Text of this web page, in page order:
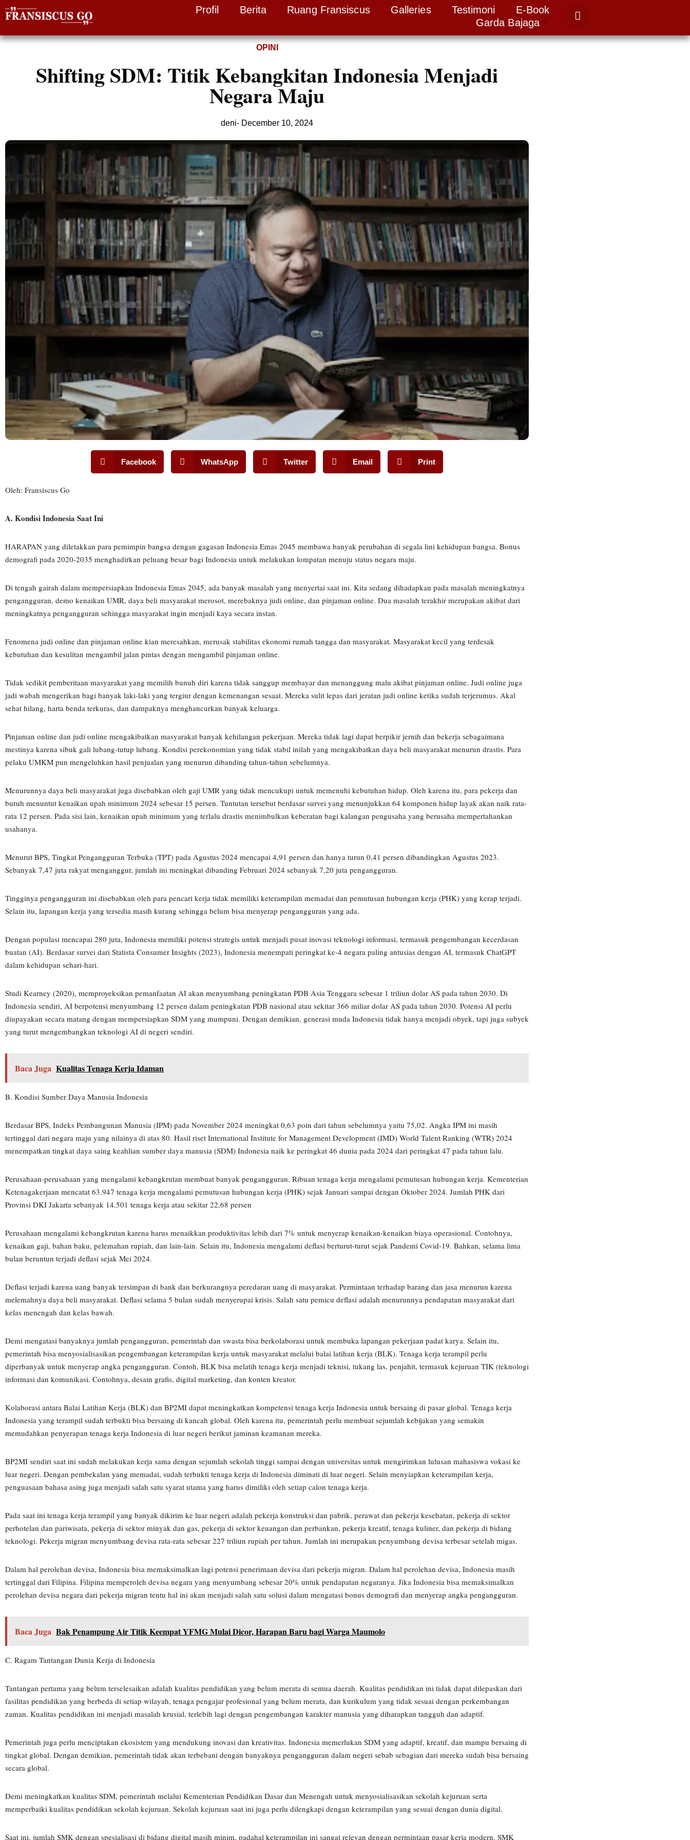
to
Profil Berita Ruang Fransiscus Galleries Testimoni
E-Book
Garda Bajaga
OPINI
Shifting SDM: Titik Kebangkitan Indonesia Menjadi
Negara Maju
deni- December 10, 2024
Facebook WhatsApp Twitter Email Print
Oleh: Fransiscus Go
A. Kondisi Indonesia Saat Ini
HARAPAN yang diletakkan para pemimpin bangsa dengan gagasan Indonesia Emas 2045 membawa banyak perubahan di segala lini kehidupan bangsa. Bonus
demografi pada 2020-2035 menghadirkan peluang besar bagi Indonesia untuk melakukan lompatan menuju status negara maju.
Di tengah gairah dalam mempersiapkan Indonesia Emas 2045, ada banyak masalah yang menyertai saat ini. Kita sedang dihadapkan pada masalah meningkatnya
pengangguran, demo kenaikan UMR, daya beli masyarakat merosot, merebaknya judi online, dan pinjaman online. Dua masalah terakhir merupakan akibat dari
meningkatnya pengangguran sehingga masyarakat ingin menjadi kaya secara instan.
Fenomena judi online dan pinjaman online kian meresahkan, merusak stabilitas ekonomi rumah tangga dan masyarakat. Masyarakat kecil yang terdesak
kebutuhan dan kesulitan mengambil jalan pintas dengan mengambil pinjaman online.
Tidak sedikit pemberitaan masyarakat yang memilih bunuh diri karena tidak sanggup membayar dan menanggung malu akibat pinjaman online. Judi online juga
jadi wabah mengerikan bagi banyak laki-laki yang tergiur dengan kemenangan sesaat. Mereka sulit lepas dari jeratan judi online ketika sudah terjerumus. Akal
sehat hilang, harta benda terkuras, dan dampaknya menghancurkan banyak keluarga.
Pinjaman online dan judi online mengakibatkan masyarakat banyak kehilangan pekerjaan. Mereka tidak lagi dapat berpikir jernih dan bekerja sebagaimana
mestinya karena sibuk gali lubang-tutup lubang. Kondisi perekonomian yang tidak stabil inilah yang mengakibatkan daya beli masyarakat menurun drastis. Para
pelaku UMKM pun mengeluhkan hasil penjualan yang menurun dibanding tahun-tahun sebelumnya.
Menurunnya daya beli masyarakat juga disebabkan oleh gaji UMR yang tidak mencukupi untuk memenuhi kebutuhan hidup. Oleh karena itu, para pekerja dan
buruh menuntut kenaikan upah minimum 2024 sebesar 15 persen. Tuntutan tersebut berdasar survei yang menunjukkan 64 komponen hidup layak akan naik rata-
rata 12 persen. Pada sisi lain, kenaikan upah minimum yang terlalu drastis menimbulkan keberatan bagi kalangan pengusaha yang berusaha mempertahankan
usahanya.
Menurut BPS, Tingkat Pengangguran Terbuka (TPT) pada Agustus 2024 mencapai 4,91 persen dan hanya turun 0,41 persen dibandingkan Agustus 2023.
Sebanyak 7,47 juta rakyat menganggur, jumlah ini meningkat dibanding Februari 2024 sebanyak 7,20 juta pengangguran.
Tingginya pengangguran ini disebabkan oleh para pencari kerja tidak memiliki keterampilan memadai dan pemutusan hubungan kerja (PHK) yang kerap terjadi.
Selain itu, lapangan kerja yang tersedia masih kurang sehingga belum bisa menyerap pengangguran yang ada.
Dengan populasi mencapai 280 juta, Indonesia memiliki potensi strategis untuk menjadi pusat inovasi teknologi informasi, termasuk pengembangan kecerdasan
buatan (AI). Berdasar survei dari Statista Consumer Insights (2023), Indonesia menempati peringkat ke-4 negara paling antusias dengan AI, termasuk ChatGPT
dalam kehidupan sehari-hari.
Studi Kearney (2020), memproyeksikan pemanfaatan AI akan menyumbang peningkatan PDB Asia Tenggara sebesar 1 triliun dolar AS pada tahun 2030. Di
Indonesia sendiri, AI berpotensi menyumbang 12 persen dalam peningkatan PDB nasional atau sekitar 366 miliar dolar AS pada tahun 2030. Potensi AI perlu
diupayakan secara matang dengan mempersiapkan SDM yang mumpuni. Dengan demikian, generasi muda Indonesia tidak hanya menjadi obyek, tapi juga subyek
yang turut mengembangkan teknologi AI di negeri sendiri.
Baca Juga Kualitas Tenaga Kerja Idaman
B. Kondisi Sumber Daya Manusia Indonesia
Berdasar BPS, Indeks Pembangunan Manusia (IPM) pada November 2024 meningkat 0,63 poin dari tahun sebelumnya yaitu 75,02. Angka IPM ini masih
tertinggal dari negara maju yang nilainya di atas 80. Hasil riset International Institute for Management Development (IMD) World Talent Ranking (WTR) 2024
menempatkan tingkat daya saing keahlian sumber daya manusia (SDM) Indonesia naik ke peringkat 46 dunia pada 2024 dari peringkat 47 pada tahun lalu.
Perusahaan-perusahaan yang mengalami kebangkrutan membuat banyak pengangguran. Ribuan tenaga kerja mengalami pemutusan hubungan kerja. Kementerian
Ketenagakerjaan mencatat 63.947 tenaga kerja mengalami pemutusan hubungan kerja (PHK) sejak Januari sampai dengan Oktober 2024. Jumlah PHK dari
Provinsi DKI Jakarta sebanyak 14.501 tenaga kerja atau sekitar 22,68 persen
Perusahaan mengalami kebangkrutan karena harus menaikkan produktivitas lebih dari 7% untuk menyerap kenaikan-kenaikan biaya operasional. Contohnya,
kenaikan gaji, bahan baku, pelemahan rupiah, dan lain-lain. Selain itu, Indonesia mengalami deflasi berturut-turut sejak Pandemi Covid-19. Bahkan, selama lima
bulan beruntun terjadi deflasi sejak Mei 2024.
Deflasi terjadi karena uang banyak tersimpan di bank dan berkurangnya peredaran uang di masyarakat. Permintaan terhadap barang dan jasa menurun karena
melemahnya daya beli masyarakat. Deflasi selama 5 bulan sudah menyerupai krisis. Salah satu pemicu deflasi adalah menurunnya pendapatan masyarakat dari
kelas menengah dan kelas bawah.
Demi mengatasi banyaknya jumlah pengangguran, pemerintah dan swasta bisa berkolaborasi untuk membuka lapangan pekerjaan padat karya. Selain itu,
pemerintah bisa menyosialisasikan pengembangan keterampilan kerja untuk masyarakat melalui balai latihan kerja (BLK). Tenaga kerja terampil perlu
diperbanyak untuk menyerap angka pengangguran. Contoh, BLK bisa melatih tenaga kerja menjadi teknisi, tukang las, penjahit, termasuk kejuruan TIK (teknologi
informasi dan komunikasi. Contohnya, desain grafis, digital marketing, dan konten kreator.
Kolaborasi antara Balai Latihan Kerja (BLK) dan BP2MI dapat meningkatkan kompetensi tenaga kerja Indonesia untuk bersaing di pasar global. Tenaga kerja
Indonesia yang terampil sudah terbukti bisa bersaing di kancah global. Oleh karena itu, pemerintah perlu membuat sejumlah kebijakan yang semakin
memudahkan penyerapan tenaga kerja Indonesia di luar negeri berikut jaminan keamanan mereka.
BP2MI sendiri saat ini sudah melakukan kerja sama dengan sejumlah sekolah tinggi sampai dengan universitas untuk mengirimkan lulusan mahasiswa vokasi ke
luar negeri. Dengan pembekalan yang memadai, sudah terbukti tenaga kerja di Indonesia diminati di luar negeri. Selain menyiapkan keterampilan kerja,
penguasaan bahasa asing juga menjadi salah satu syarat utama yang harus dimiliki oleh setiap calon tenaga kerja.
Pada saat ini tenaga kerja terampil yang banyak dikirim ke luar negeri adalah pekerja konstruksi dan pabrik, perawat dan pekerja kesehatan, pekerja di sektor
perhotelan dan pariwisata, pekerja di sektor minyak dan gas, pekerja di sektor keuangan dan perbankan, pekerja kreatif, tenaga kuliner, dan pekerja di bidang
teknologi. Pekerja migran menyumbang devisa rata-rata sebesar 227 triliun rupiah per tahun. Jumlah ini merupakan penyumbang devisa terbesar setelah migas.
Dalam hal perolehan devisa, Indonesia bisa memaksimalkan lagi potensi penerimaan devisa dari pekerja migran. Dalam hal perolehan devisa, Indonesia masih
tertinggal dari Filipina. Filipina memperoleh devisa negara yang menyumbang sebesar 20% untuk pendapatan negaranya. Jika Indonesia bisa memaksimalkan
perolehan devisa negara dari pekerja migran tentu hal ini akan menjadi salah satu solusi dalam mengatasi bonus demografi dan menyerap angka pengangguran.
Baca Juga Bak Penampung Air Titik Keempat YFMG Mulai Dicor, Harapan Baru bagi Warga Maumolo
C. Ragam Tantangan Dunia Kerja di Indonesia
Tantangan pertama yang belum terselesaikan adalah kualitas pendidikan yang belum merata di semua daerah. Kualitas pendidikan ini tidak dapat dilepaskan dari
fasilitas pendidikan yang berbeda di setiap wilayah, tenaga pengajar profesional yang belum merata, dan kurikulum yang tidak sesuai dengan perkembangan
zaman. Kualitas pendidikan ini menjadi masalah krusial, terlebih lagi dengan pengembangan karakter manusia yang diharapkan tangguh dan adaptif.
Pemerintah juga perlu menciptakan ekosistem yang mendukung inovasi dan kreativitas. Indonesia memerlukan SDM yang adaptif, kreatif, dan mampu bersaing di
tingkat global. Dengan demikian, pemerintah tidak akan terbebani dengan banyaknya pengangguran dalam negeri sebab sebagian dari mereka sudah bisa bersaing
secara global.
Demi meningkatkan kualitas SDM, pemerintah melalui Kementerian Pendidikan Dasar dan Menengah untuk menyosialisasikan sekolah kejuruan serta
memperbaiki kualitas pendidikan sekolah kejuruan. Sekolah kejuruan saat ini juga perlu dilengkapi dengan keterampilan yang sesuai dengan dunia digital.
Saat ini, jumlah SMK dengan spesialisasi di bidang digital masih minim, padahal keterampilan ini sangat relevan dengan permintaan pasar kerja modern. SMK